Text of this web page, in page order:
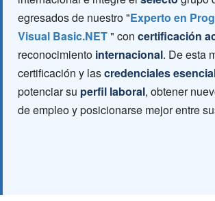
egresados de nuestro "Experto en
Visual Basic.NET" con certificación
reconocimiento internacional. De esta
certificación y lascredenciales
potenciar su perfil laboral, obtener
de empleo y posicionarse mejor entre